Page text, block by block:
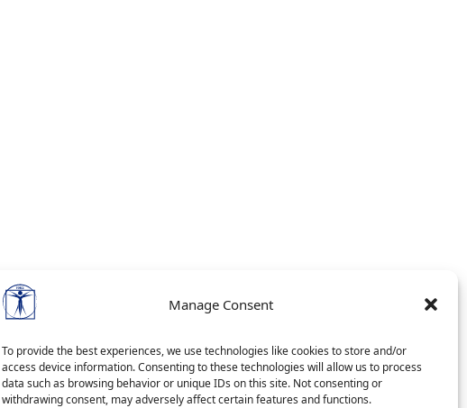
Manage Consent
To provide the best experiences, we use technologies like cookies to store and/or
access device information. Consenting to these technologies will allow us to process
data such as browsing behavior or unique IDs on this site. Not consenting or
withdrawing consent, may adversely affect certain features and functions.